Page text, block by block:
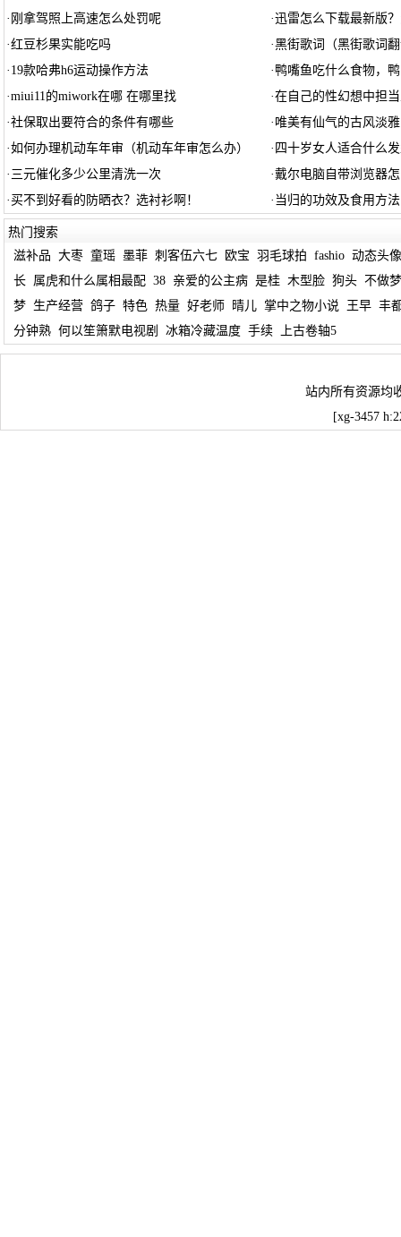
· 刚拿驾照上高速怎么处罚呢 ·迅雷怎么下载最新版
·红豆杉果实能吃吗 ·黑街歌词（黑街歌词
· 19款哈弗h6运动操作方法 · 鸭嘴鱼吃什么食物，
·miui11的miwork在哪 在哪里找 ·在自己的性幻想中担
·社保取出要符合的条件有哪些 · 唯美有仙气的古风淡
·如何办理机动车年审（机动车年审怎么办） · 四十岁女人适合什么
· 三元催化多少公里清洗一次 ·戴尔电脑自带浏览器
· 买不到好看的防晒衣？选衬衫啊！ · 当归的功效及食用方法
热门搜索
滋补品 大枣 童瑶 墨菲 刺客伍六七 欧宝 羽毛球拍 fashio 动态头像
长
属虎和什么属相最配 38 亲爱的公主病 是桂 木型脸 狗头 不做梦
梦
生产经营 鸽子 特色 热量 好老师 晴儿 掌中之物小说 王早 丰
分钟熟 何以笙箫默电视剧 冰箱冷藏温度 手续 上古卷轴5
站内所有资源均
[xg-3457